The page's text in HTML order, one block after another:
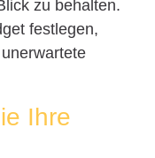
zu behalten.
festlegen,
Ihre